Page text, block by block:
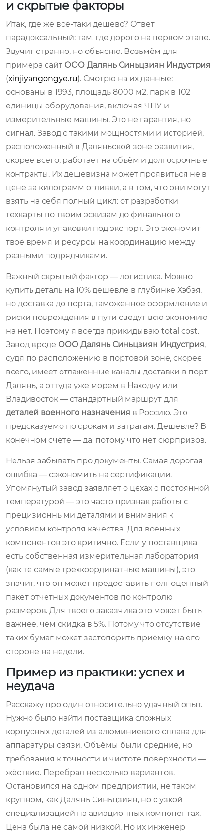
и скрытые факторы
Итак, где же всё-таки дешево? Ответ
парадоксальный: там, где дорого на первом этапе.
Звучит странно, но объясню. Возьмём для
примера сайт ООО Далянь Синьцзиян Индустрия
(xinjiyangongye.ru). Смотрю на их данные:
основаны в 1993, площадь 8000 м2, парк в 102
единицы оборудования, включая ЧПУ и
измерительные машины. Это не гарантия, но
сигнал. Завод с такими мощностями и историей,
расположенный в Даляньской зоне развития,
скорее всего, работает на объём и долгосрочные
контракты. Их дешевизна может проявиться не в
цене за килограмм отливки, а в том, что они могут
взять на себя полный цикл: от разработки
техкарты по твоим эскизам до финального
контроля и упаковки под экспорт. Это экономит
твоё время и ресурсы на координацию между
разными подрядчиками.
Важный скрытый фактор — логистика. Можно
купить деталь на 10% дешевле в глубинке Хэбэя,
но доставка до порта, таможенное оформление и
риски повреждения в пути сведут всю экономию
на нет. Поэтому я всегда прикидываю total cost.
Завод вроде ООО Далянь Синьцзиян Индустрия,
судя по расположению в портовой зоне, скорее
всего, имеет отлаженные каналы доставки в порт
Далянь, а оттуда уже морем в Находку или
Владивосток — стандартный маршрут для
деталей военного назначения в Россию. Это
предсказуемо по срокам и затратам. Дешевле? В
конечном счёте — да, потому что нет сюрпризов.
Нельзя забывать про документы. Самая дорогая
ошибка — сэкономить на сертификации.
Упомянутый завод заявляет о цехах с постоянной
температурой — это часто признак работы с
прецизионными деталями и внимания к
условиям контроля качества. Для военных
компонентов это критично. Если у поставщика
есть собственная измерительная лаборатория
(как те самые трехкоординатные машины), это
значит, что он может предоставить полноценный
пакет отчётных документов по контролю
размеров. Для твоего заказчика это может быть
важнее, чем скидка в 5%. Потому что отсутствие
таких бумаг может застопорить приёмку на его
стороне на недели.
Пример из практики: успех и
неудача
Расскажу про один относительно удачный опыт.
Нужно было найти поставщика сложных
корпусных деталей из алюминиевого сплава для
аппаратуры связи. Объёмы были средние, но
требования к точности и чистоте поверхности —
жёсткие. Перебрал несколько вариантов.
Остановился на одном предприятии, не таком
крупном, как Далянь Синьцзиян, но с узкой
специализацией на авиационных компонентах.
Цена была не самой низкой. Но их инженер